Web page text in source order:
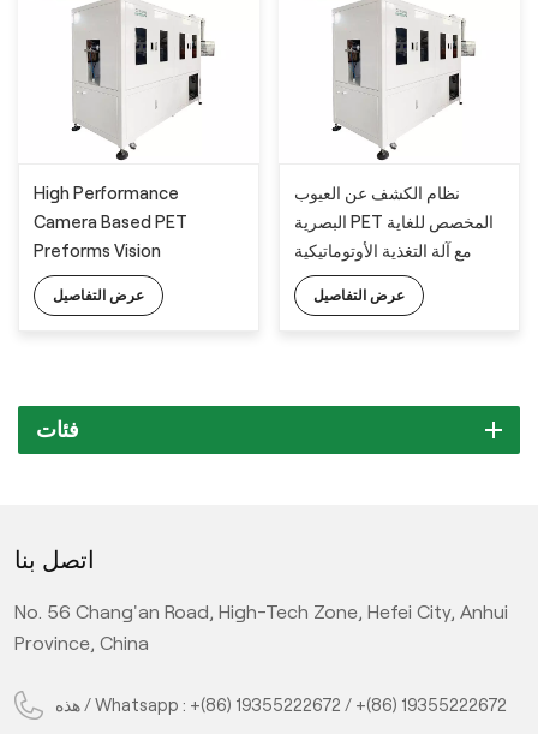
High Performance
Camera Based PET
Preforms Vision
Inspection System with
Full Automatic Feeding
عرض التفاصيل
نظام الكشف عن العيوب
البصرية PET المخصص للغاية
مع آلة التغذية الأوتوماتيكية
الكاملة
عرض التفاصيل
فئات
اتصل بنا
No. 56 Chang'an Road, High-Tech Zone, Hefei City, Anhui
Province, China
هذه / Whatsapp : +(86) 19355222672 / +(86) 19355222672